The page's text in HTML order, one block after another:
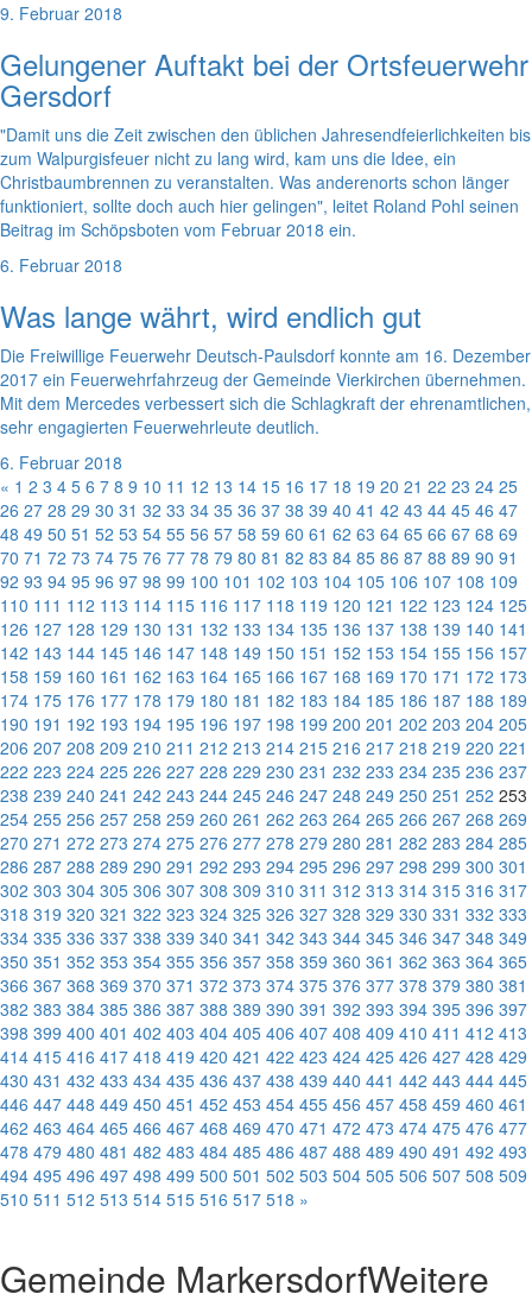
9. Februar 2018
Gelungener Auftakt bei der Ortsfeuerwehr
Gersdorf
"Damit uns die Zeit zwischen den üblichen Jahresendfeierlichkeiten bis
zum Walpurgisfeuer nicht zu lang wird, kam uns die Idee, ein
Christbaumbrennen zu veranstalten. Was anderenorts schon länger
funktioniert, sollte doch auch hier gelingen", leitet Roland Pohl seinen
Beitrag im Schöpsboten vom Februar 2018 ein.
6. Februar 2018
Was lange währt, wird endlich gut
Die Freiwillige Feuerwehr Deutsch-Paulsdorf konnte am 16. Dezember
2017 ein Feuerwehrfahrzeug der Gemeinde Vierkirchen übernehmen.
Mit dem Mercedes verbessert sich die Schlagkraft der ehrenamtlichen,
sehr engagierten Feuerwehrleute deutlich.
6. Februar 2018
« 1 2 3 4 5 6 7 8 9 10 11 12 13 14 15 16 17 18 19 20 21 22 23 24 25
26 27 28 29 30 31 32 33 34 35 36 37 38 39 40 41 42 43 44 45 46 47
48 49 50 51 52 53 54 55 56 57 58 59 60 61 62 63 64 65 66 67 68 69
70 71 72 73 74 75 76 77 78 79 80 81 82 83 84 85 86 87 88 89 90 91
92 93 94 95 96 97 98 99 100 101 102 103 104 105 106 107 108 109
110 111 112 113 114 115 116 117 118 119 120 121 122 123 124 125
126 127 128 129 130 131 132 133 134 135 136 137 138 139 140 141
142 143 144 145 146 147 148 149 150 151 152 153 154 155 156 157
158 159 160 161 162 163 164 165 166 167 168 169 170 171 172 173
174 175 176 177 178 179 180 181 182 183 184 185 186 187 188 189
190 191 192 193 194 195 196 197 198 199 200 201 202 203 204 205
206 207 208 209 210 211 212 213 214 215 216 217 218 219 220 221
222 223 224 225 226 227 228 229 230 231 232 233 234 235 236 237
238 239 240 241 242 243 244 245 246 247 248 249 250 251 252 253
254 255 256 257 258 259 260 261 262 263 264 265 266 267 268 269
270 271 272 273 274 275 276 277 278 279 280 281 282 283 284 285
286 287 288 289 290 291 292 293 294 295 296 297 298 299 300 301
302 303 304 305 306 307 308 309 310 311 312 313 314 315 316 317
318 319 320 321 322 323 324 325 326 327 328 329 330 331 332 333
334 335 336 337 338 339 340 341 342 343 344 345 346 347 348 349
350 351 352 353 354 355 356 357 358 359 360 361 362 363 364 365
366 367 368 369 370 371 372 373 374 375 376 377 378 379 380 381
382 383 384 385 386 387 388 389 390 391 392 393 394 395 396 397
398 399 400 401 402 403 404 405 406 407 408 409 410 411 412 413
414 415 416 417 418 419 420 421 422 423 424 425 426 427 428 429
430 431 432 433 434 435 436 437 438 439 440 441 442 443 444 445
446 447 448 449 450 451 452 453 454 455 456 457 458 459 460 461
462 463 464 465 466 467 468 469 470 471 472 473 474 475 476 477
478 479 480 481 482 483 484 485 486 487 488 489 490 491 492 493
494 495 496 497 498 499 500 501 502 503 504 505 506 507 508 509
510 511 512 513 514 515 516 517 518 »
Gemeinde MarkersdorfWeitere